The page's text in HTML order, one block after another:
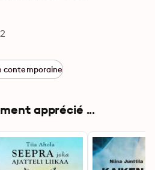
contemporaine
apprécié ...